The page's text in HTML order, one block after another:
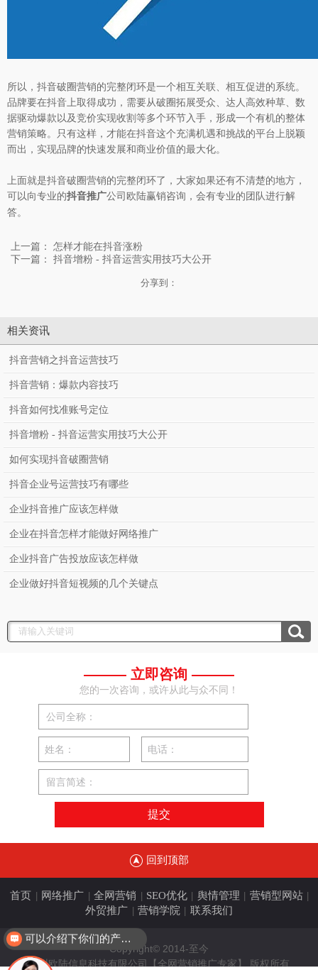
所以，抖音破圈营销的完整闭环是一个相互关联、相互促进的系统。
品牌要在抖音上取得成功，需要从破圈拓展受众、达人高效种草、数
据驱动爆款以及竞价实现收割等多个环节入手，形成一个有机的整体
营销策略。只有这样，才能在抖音这个充满机遇和挑战的平台上脱颖
而出，实现品牌的快速发展和商业价值的最大化。
上面就是抖音破圈营销的完整闭环了，大家如果还有不清楚的地方，
可以向专业的抖音推广公司欧陆赢销咨询，会有专业的团队进行解
答。
上一篇： 怎样才能在抖音涨粉
下一篇： 抖音增粉 - 抖音运营实用技巧大公开
分享到：
相关资讯
抖音营销之抖音运营技巧
抖音营销：爆款内容技巧
抖音如何找准账号定位
抖音增粉 - 抖音运营实用技巧大公开
如何实现抖音破圈营销
抖音企业号运营技巧有哪些
企业抖音推广应该怎样做
企业在抖音怎样才能做好网络推广
企业抖音广告投放应该怎样做
企业做好抖音短视频的几个关键点
——— 立即咨询 ———
您的一次咨询，或许从此与众不同！
公司全称：
姓名： 电话：
留言简述：
回到顶部
首页 网络推广 全网营销 SEO优化 舆情管理 营销型网站
外贸推广 营销学院 联系我们
Copyright© 2014-至今
广州欧陆信息科技有限公司【全网营销推广专家】 版权所有
可以介绍下你们的产品么